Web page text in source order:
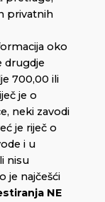
privatnih
oko
drugdje
700,00 ili
je o
neki zavodi
je riječ o
i u
nisu
je najčešći
NE